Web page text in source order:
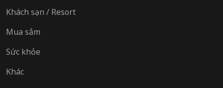
Khách sạn / Resort
Mua sắm
Sức khỏe
Khác